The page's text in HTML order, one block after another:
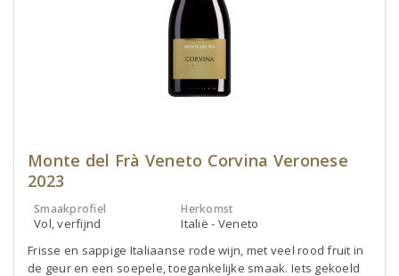
Monte del Frà Veneto Corvina Veronese
2023
Smaakprofiel
Vol, verfijnd
Herkomst
Italië - Veneto
Frisse en sappige Italiaanse rode wijn, met veel rood fruit in
de geur en een soepele, toegankelijke smaak. Iets gekoeld